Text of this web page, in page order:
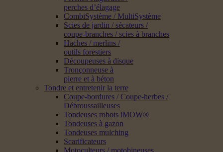
perches d’élagage
CombiSystème / MultiSystème
Scies de jardin / sécateurs /
coupe-branches / scies à branches
Haches / merlins /
outils forestiers
Découpeuses à disque
Tronçonneuse à
pierre et à béton
Tondre et entretenir la terre
Coupe-bordures / Coupe-herbes /
Débroussailleuses
Tondeuses robots iMOW®
Tondeuses à gazon
Tondeuses mulching
Scarificateurs
Motoculteurs / motobineuses